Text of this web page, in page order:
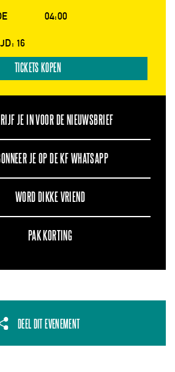
04:00
16
TICKETS KOPEN
JE IN VOOR DE NIEUWSBRIEF
JE OP DE KF WHATSAPP
WORD DIKKE VRIEND
PAK KORTING
DEEL DIT EVENEMENT